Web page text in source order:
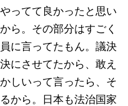
ってて良かったと思い
ら。その部分はすごく
に言ってたもん。議決
にさせてたから、敢え
しいって言ったら、そ
から。日本も法治国家